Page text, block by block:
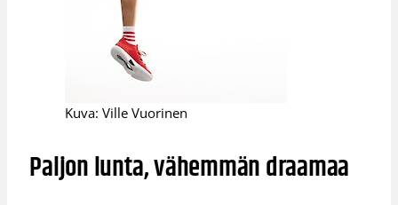
Kuva: Ville Vuorinen
Paljon lunta, vähemmän draamaa